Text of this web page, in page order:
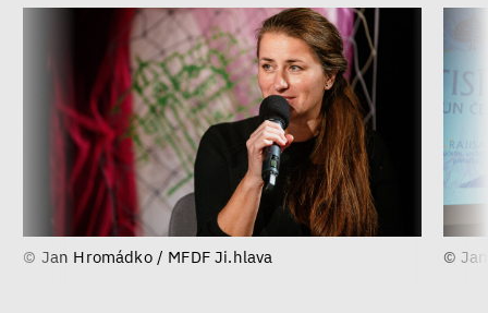
© Jan Hromádko / MFDF Ji.hlava ©